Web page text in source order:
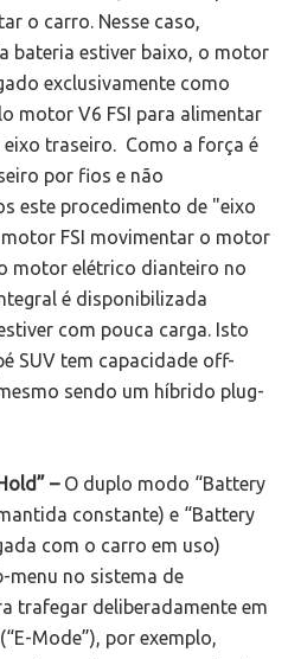
o carro. Nesse caso,
bateria estiver baixo, o motor
exclusivamente como
motor V6 FSI para alimentar
traseiro. Como a força é
por fios e não
este procedimento de "eixo
FSI movimentar o motor
motor elétrico dianteiro no
é disponibilizada
com pouca carga. Isto
SUV tem capacidade off-
sendo um híbrido plug-
– O duplo modo “Battery
constante) e “Battery
com o carro em uso)
menu no sistema de
trafegar deliberadamente em
Mode”), por exemplo,